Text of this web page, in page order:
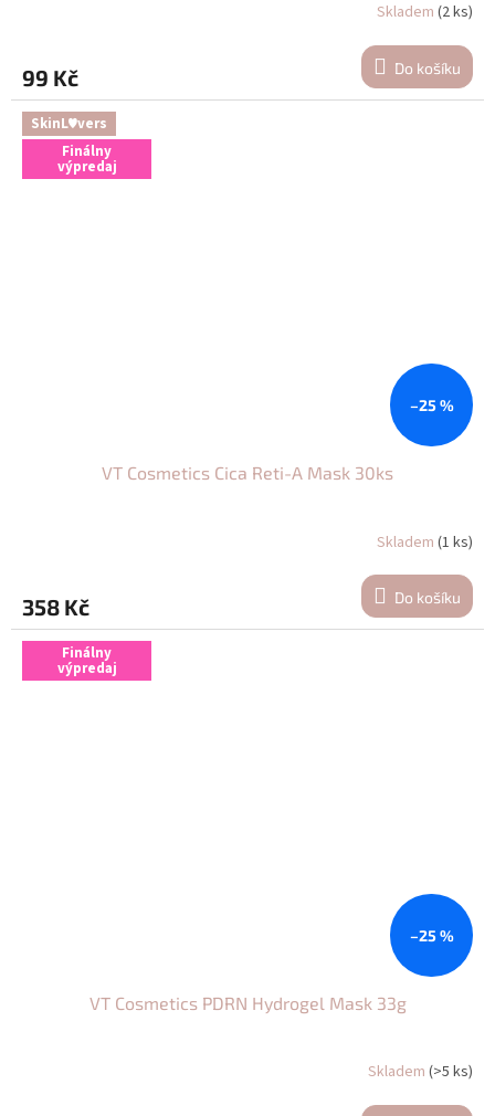
Skladem (2 ks)
99 Kč Do košíku
SkinL♥vers
Finálny
výpredaj
–25 %
VT Cosmetics Cica Reti-A Mask 30ks
Skladem (1 ks)
358 Kč Do košíku
Finálny
výpredaj
–25 %
VT Cosmetics PDRN Hydrogel Mask 33g
Skladem (>5 ks)